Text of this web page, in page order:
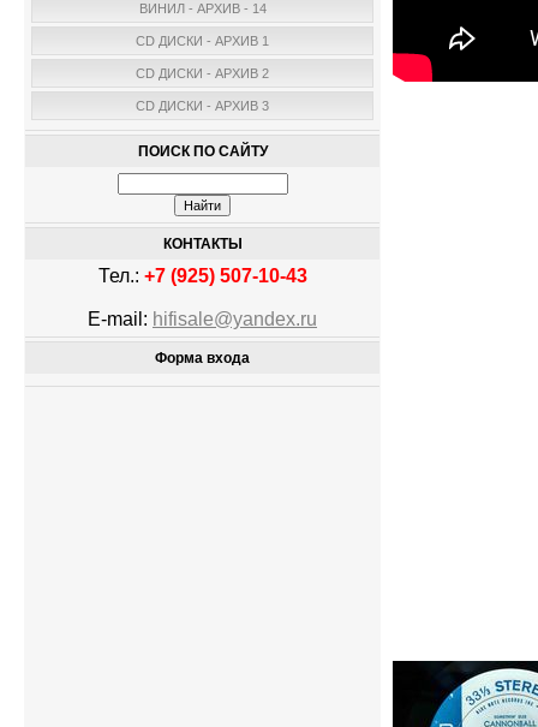
ВИНИЛ - АРХИВ - 14
CD ДИСКИ - АРХИВ 1
CD ДИСКИ - АРХИВ 2
CD ДИСКИ - АРХИВ 3
ПОИСК ПО САЙТУ
КОНТАКТЫ
Тел.: +7 (925) 507-10-43
E-mail: hifisale@yandex.ru
Форма входа